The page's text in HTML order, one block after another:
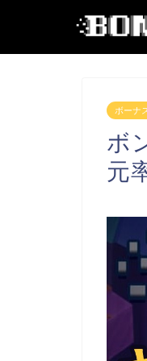
ボーナ
ボ
元